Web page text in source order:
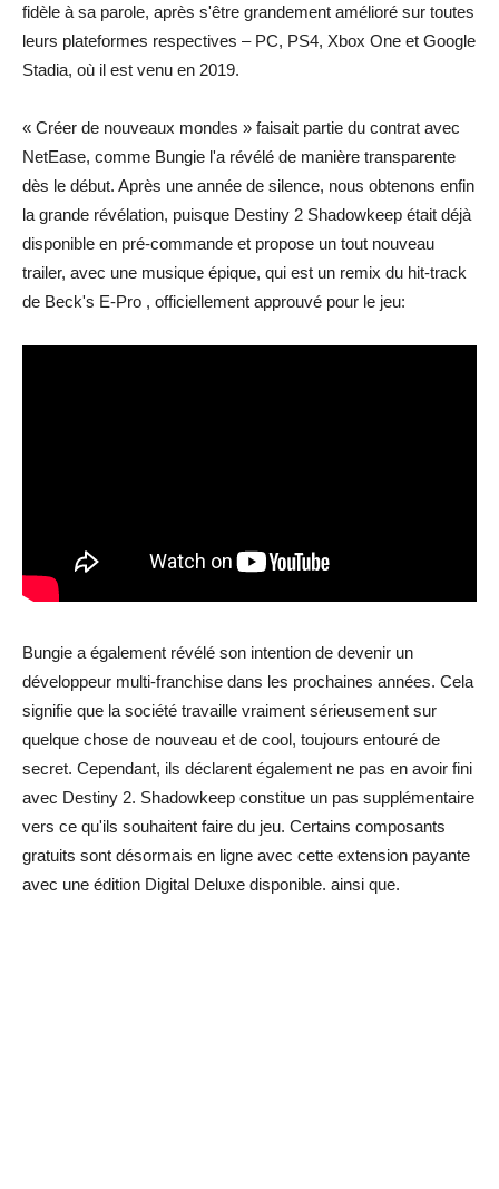
fidèle à sa parole, après s'être grandement amélioré sur toutes
leurs plateformes respectives – PC, PS4, Xbox One et Google
Stadia, où il est venu en 2019.
« Créer de nouveaux mondes » faisait partie du contrat avec
NetEase, comme Bungie l'a révélé de manière transparente
dès le début. Après une année de silence, nous obtenons enfin
la grande révélation, puisque Destiny 2 Shadowkeep était déjà
disponible en pré-commande et propose un tout nouveau
trailer, avec une musique épique, qui est un remix du hit-track
de Beck's E-Pro , officiellement approuvé pour le jeu:
Bungie a également révélé son intention de devenir un
développeur multi-franchise dans les prochaines années. Cela
signifie que la société travaille vraiment sérieusement sur
quelque chose de nouveau et de cool, toujours entouré de
secret. Cependant, ils déclarent également ne pas en avoir fini
avec Destiny 2. Shadowkeep constitue un pas supplémentaire
vers ce qu'ils souhaitent faire du jeu. Certains composants
gratuits sont désormais en ligne avec cette extension payante
avec une édition Digital Deluxe disponible. ainsi que.